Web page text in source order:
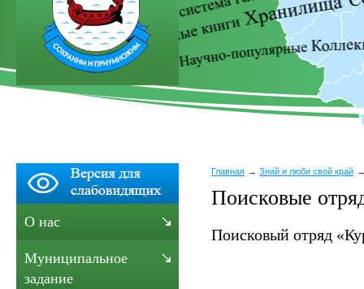
Главная Знай и люби свой край
Поисковые
Поисковый отряд
О нас
Муниципальное
задание